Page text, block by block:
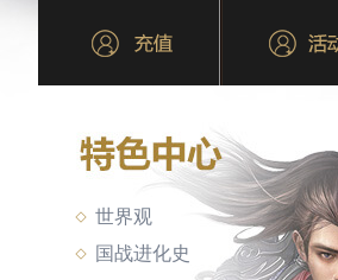
世界观
国战进化史